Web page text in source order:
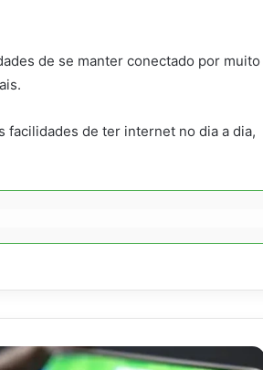
de se manter conectado por muito
facilidades de ter internet no dia a dia,